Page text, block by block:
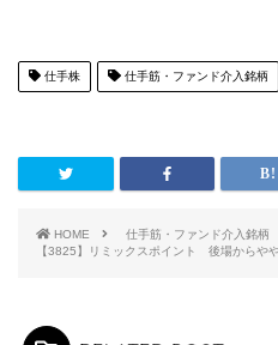
仕手株 仕手筋・ファンド介入銘柄
HOME
仕手筋・ファンド介入銘柄
【3825】リミックスポイント 後場からや